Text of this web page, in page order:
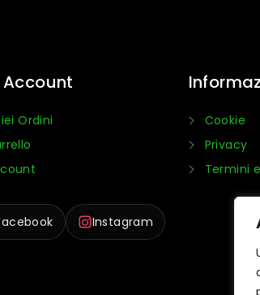
Ordini
Instagram
Cookie
Privacy
Termini